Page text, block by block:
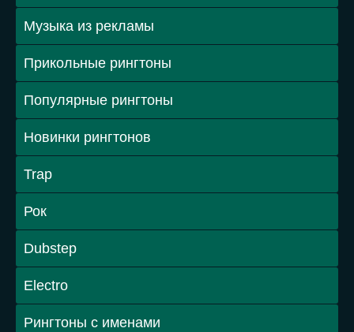
Музыка из рекламы
Прикольные рингтоны
Популярные рингтоны
Новинки рингтонов
Trap
Рок
Dubstep
Electro
Рингтоны с именами